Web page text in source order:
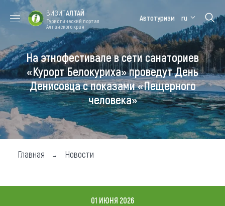
Форум VISIT
ALTAI
Цветение
маральника
Медицинский
форум
Алтайская
зимовка
Туры
Где побывать
Чем заняться
Где остановиться
ВИЗИТАЛТАЙ
Туристический портал
Алтайского края
Автотуризм ru
На этнофестивале в сети санаториев
«Курорт Белокуриха» проведут День
Денисовца с показами «Пещерного
человека»
Главная Новости
01 ИЮНЯ 2026